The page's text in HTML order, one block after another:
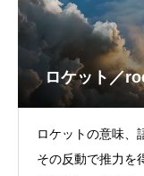
ロケット／
ロケットの意味、
その反動で推力を